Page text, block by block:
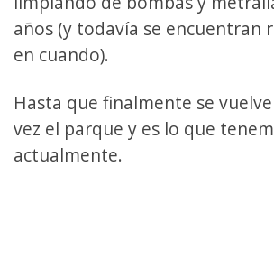
años (y todavía se encuentran
en cuando).
Hasta que finalmente se
vez el parque y es lo que
actualmente.